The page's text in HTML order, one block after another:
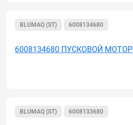
BLUMAQ (ST) 6008134680
6008134680 ПУСКОВОЙ МОТОР
BLUMAQ (ST) 6008133680